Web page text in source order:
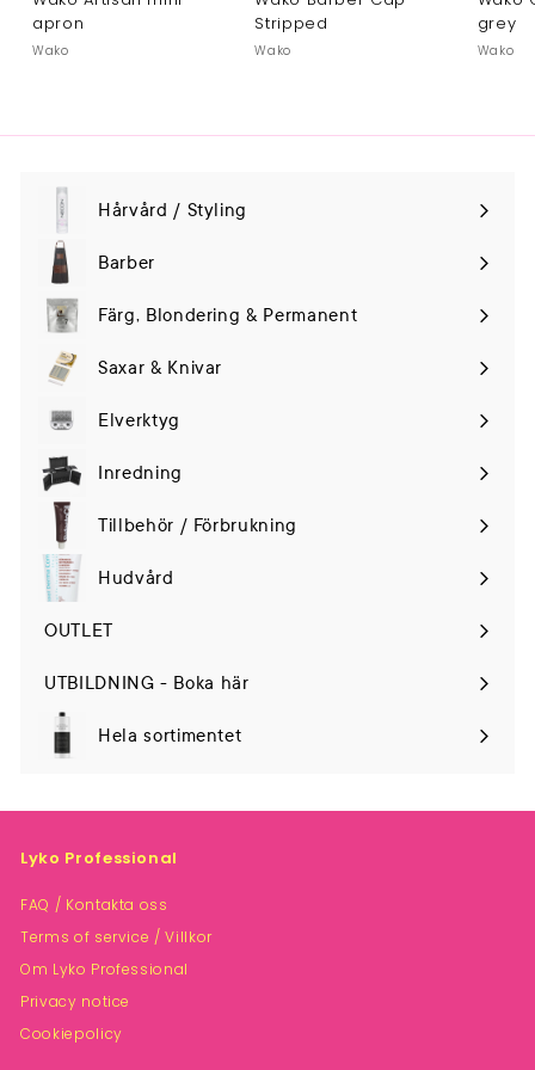
apron
Wako
Stripped
Wako
grey
Wako
Hårvård / Styling
Expand
submenuBarber
Färg, Blondering & Permanent
Saxar & Knivar
Elverktyg
Expand
submenuInredning
Tillbehör / Förbrukning
Hudvård
Expand
submenu
OUTLET
UTBILDNING - Boka här
Hela sortimentet
Lyko Professional
FAQ / Kontakta oss
Terms of service / Villkor
Om Lyko Professional
Privacy notice
Cookiepolicy